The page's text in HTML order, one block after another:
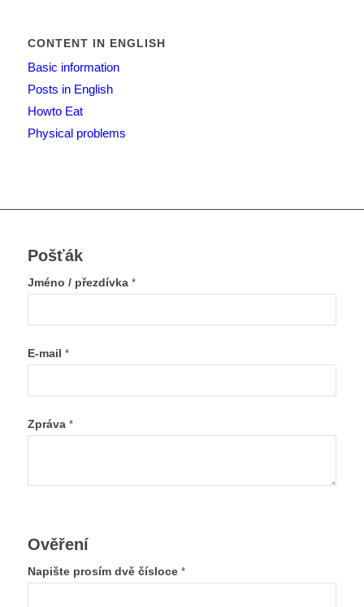
CONTENT IN ENGLISH
Basic information
Posts in English
Howto Eat
Physical problems
Pošťák
Jméno / přezdívka *
E-mail *
Zpráva *
Ověření
Napište prosím dvě čísloce *